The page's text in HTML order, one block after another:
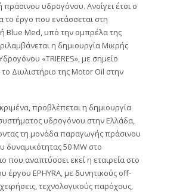
υδρογόνου. Ανοίγει έτσι ο
το έργο που εντάσσεται στη
Blue Med, υπό την ομπρέλα της
η δημιουργία Μικρής
«TRIERES», με σημείο
Διυλιστήριο της Motor Oil στην
προβλέπεται η δημιουργία
υδρογόνου στην Ελλάδα,
τη μονάδα παραγωγής πράσινου
δυναμικότητας 50 MW στο
που αναπτύσσει εκεί η εταιρεία στο
έργου EPHYRA, με δυνητικούς off-
τεχνολογικούς παρόχους,